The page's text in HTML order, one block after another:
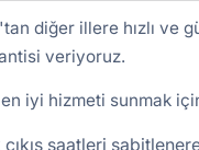
diğer illere hızlı ve
veriyoruz.
en iyi hizmeti sunmak
saatleri